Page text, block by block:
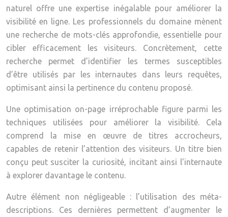
naturel offre une expertise inégalable pour améliorer la
visibilité en ligne. Les professionnels du domaine mènent
une recherche de mots-clés approfondie, essentielle pour
cibler efficacement les visiteurs. Concrètement, cette
recherche permet d’identifier les termes susceptibles
d’être utilisés par les internautes dans leurs requêtes,
optimisant ainsi la pertinence du contenu proposé.
Une optimisation on-page irréprochable figure parmi les
techniques utilisées pour améliorer la visibilité. Cela
comprend la mise en œuvre de titres accrocheurs,
capables de retenir l’attention des visiteurs. Un titre bien
conçu peut susciter la curiosité, incitant ainsi l’internaute
à explorer davantage le contenu.
Autre élément non négligeable : l’utilisation des méta-
descriptions. Ces dernières permettent d’augmenter le